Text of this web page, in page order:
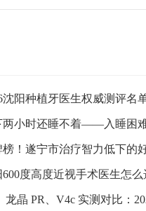
阳种植牙医生权威测评名单｜公立三甲名医+正
还睡不着——入睡困难型失眠的认知行为干预路径，西安中际脑
遂宁市治疗智力低下的好医院“排名靠前”遂宁市智力
度高度近视手术医生怎么选？大学生
PR、V4c 实测对比：2026南昌薄角膜近视人群